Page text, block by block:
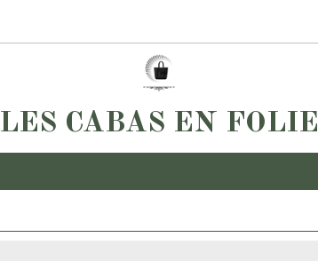
LES CABAS EN FOLIE